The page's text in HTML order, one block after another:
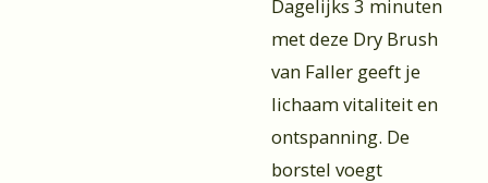
Dagelijks 3 minuten
met deze Dry Brush
van Faller geeft je
lichaam vitaliteit en
ontspanning. De
borstel voegt